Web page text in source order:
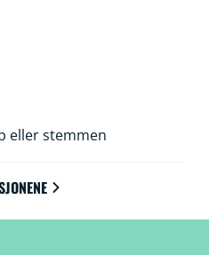
eller stemmen